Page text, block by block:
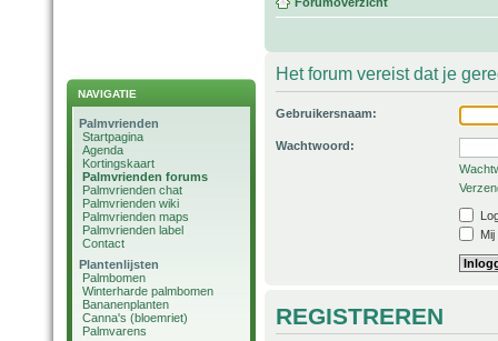
NAVIGATIE
Palmvrienden
Startpagina
Agenda
Kortingskaart
Palmvrienden forums
Palmvrienden chat
Palmvrienden wiki
Palmvrienden maps
Palmvrienden label
Contact
Plantenlijsten
Palmbomen
Winterharde palmbomen
Bananenplanten
Canna's (bloemriet)
Palmvarens
Het forum vereist dat je
Gebruikersnaam:
Wachtwoord:
REGISTREREN